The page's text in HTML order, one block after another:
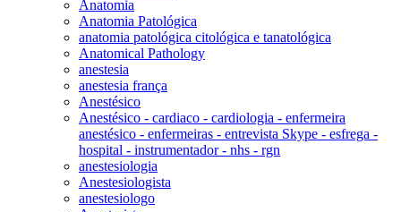
Anatomia
Anatomia Patológica
anatomia patológica citológica e tanatológica
Anatomical Pathology
anestesia
anestesia frança
Anestésico
Anestésico - cardiaco - cardiologia - enfermeira
anestésico - enfermeiras - entrevista Skype - esfrega -
hospital - instrumentador - nhs - rgn
anestesiologia
Anestesiologista
anestesiologo